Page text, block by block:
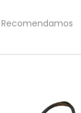
C
Recomendamos